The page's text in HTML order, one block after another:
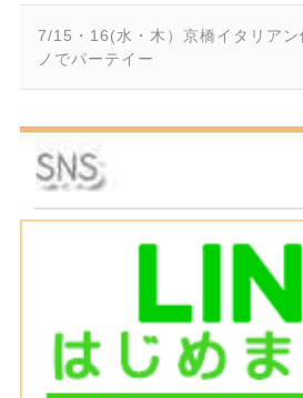
7/15・16(水・木）京橋イタリアン
ノでパーテイー